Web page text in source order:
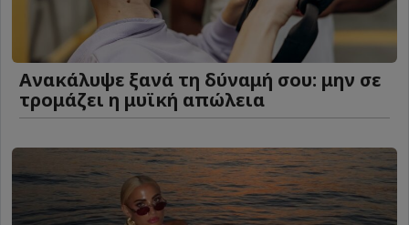
Ανακάλυψε ξανά τη δύναμή σου: μην σε
τρομάζει η μυϊκή απώλεια